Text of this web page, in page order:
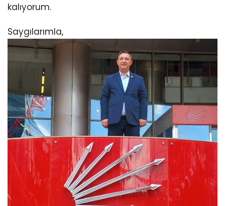
kalıyorum.
Saygılarımla,